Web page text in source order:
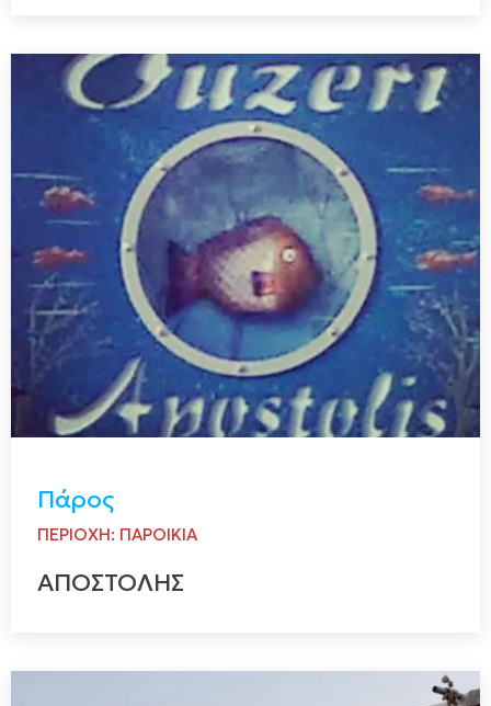
Πάρος
ΠΕΡΙΟΧΗ: ΠΑΡΟΙΚΙΑ
ΑΠΟΣΤΟΛΗΣ